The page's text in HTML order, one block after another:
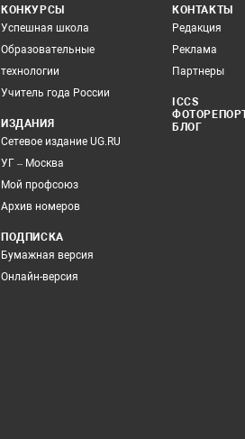
КОНКУРСЫ
Успешная школа
Образовательные
технологии
Учитель года России
ИЗДАНИЯ
Сетевое издание UG.RU
УГ – Москва
Мой профсоюз
Архив номеров
ПОДПИСКА
Бумажная версия
Онлайн-версия
КОНТАКТЫ
Редакция
Реклама
Партнеры
ICCS
БЛОГ